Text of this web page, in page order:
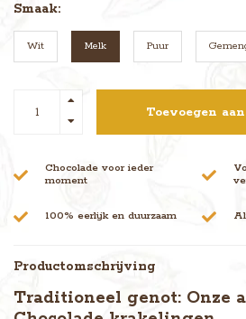
Smaak:
Wit Melk Puur
Toevoegen
Chocolade voor ieder
moment
100% eerlijk en duurzaam
Productomschrijving
Traditioneel genot: Onze